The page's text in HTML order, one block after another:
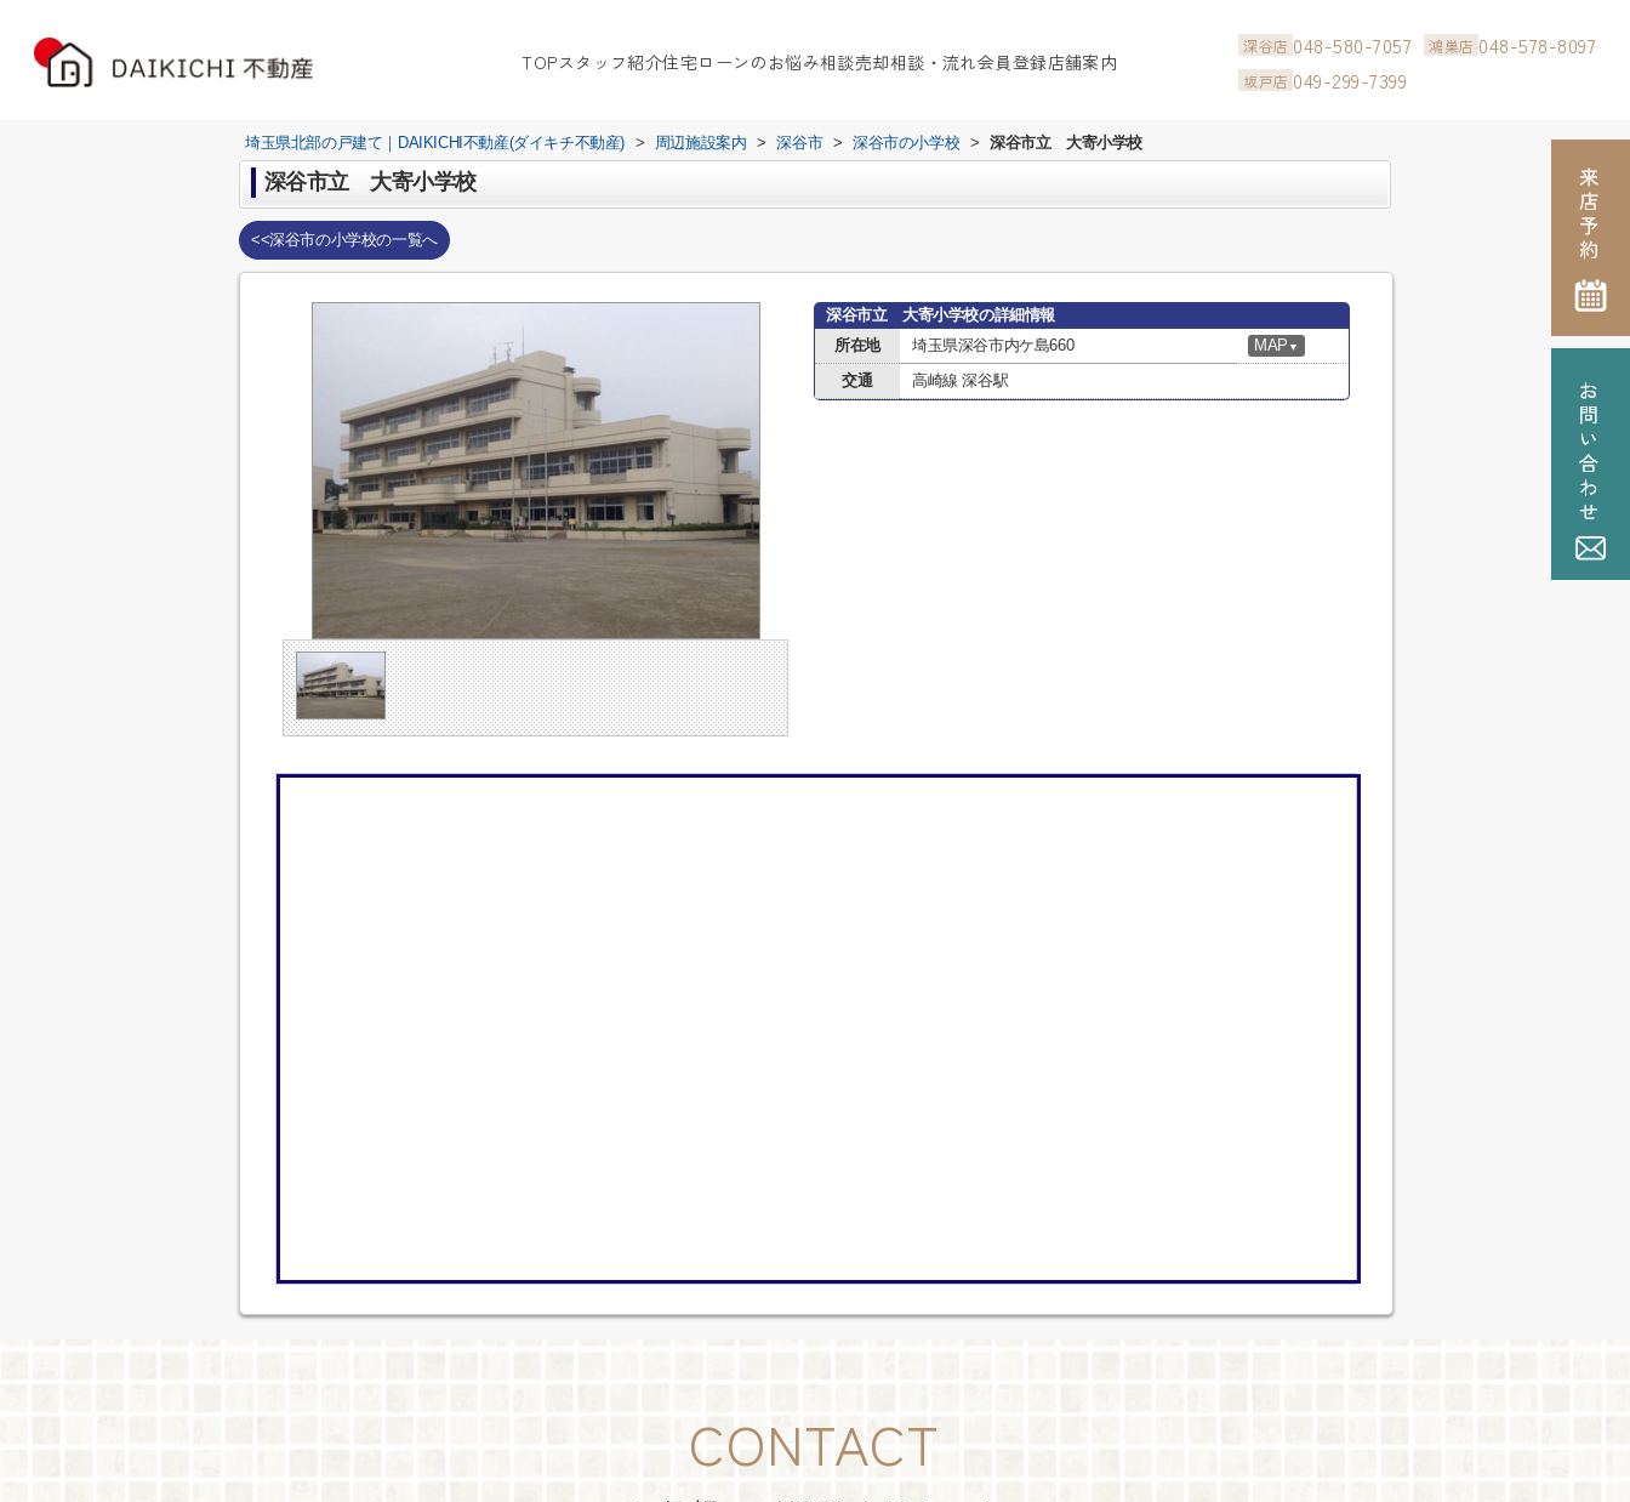
TOPスタッフ紹介住宅ローンのお悩み相談売却相談・流れ会員登録店舗案内
深谷店 048-580-7057 鴻巣店 048-578-8097
坂戸店 049-299-7399
埼玉県北部の戸建て｜DAIKICHI不動産(ダイキチ不動産) > 周辺施設案内 > 深谷市 > 深谷市の小学校 > 深谷市立 大寄小学校
深谷市立 大寄小学校
<<深谷市の小学校の一覧へ
深谷市立 大寄小学校の詳細情報
所在地
埼玉県深谷市内ケ島660 MAP ▼
交通 高崎線 深谷駅
CONTACT